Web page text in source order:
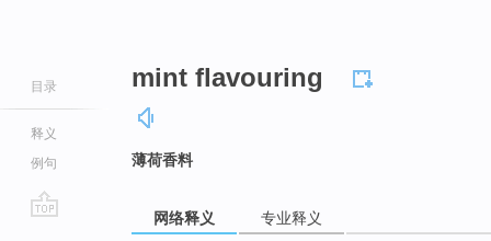
目录
释义
例句
mint flavouring
薄荷香料
网络释义 专业释义